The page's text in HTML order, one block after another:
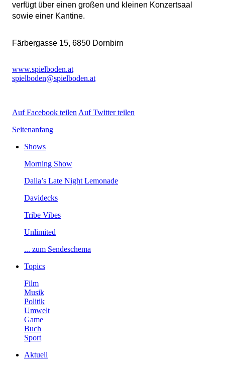
verfügtübereinengroßenundkleinenKonzertsaal
sowieeinerKantine.
Färbergasse15,6850Dornbirn
www.spielboden.at
spielboden@spielboden.at
AufFacebookteilenAufTwitterteilen
Seitenanfang
Shows
MorningShow
Dalia’sLateNightLemonade
Davidecks
TribeVibes
Unlimited
...zumSendeschema
Topics
Film
Musik
Politik
Umwelt
Game
Buch
Sport
Aktuell